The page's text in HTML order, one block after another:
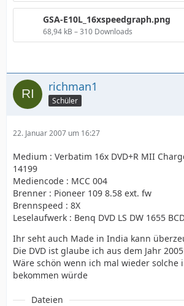
GSA-E10L_16xspeedgraph.png
68,94 kB – 310 Downloads
richman1
Schüler
22. Januar 2007 um 16:27
Medium : Verbatim 16x DVD+R MII
14199
Mediencode : MCC 004
Brenner : Pioneer 109 8.58 ext. fw
Brennspeed : 8X
Leselaufwerk : Benq DVD LS DW 1655
Ihr seht auch Made in India kann
Die DVD ist glaube ich aus dem Jahr
Wäre schön wenn ich mal wieder solche
bekommen würde
Dateien